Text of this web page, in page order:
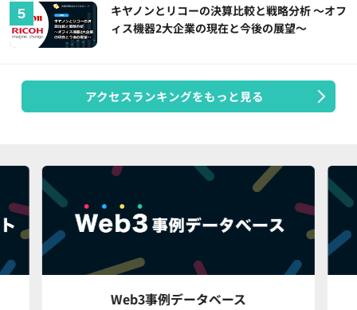
キヤノンとリコーの決算比較と戦略分析 ～オフ
ィス機器2大企業の現在と今後の展望～
アクセスランキングをもっと見る
Web3事例データベース